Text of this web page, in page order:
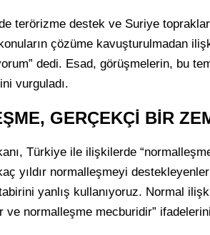
terörizme destek ve Suriye
çözüme kavuşturulmadan
dedi. Esad, görüşmelerin, bu
vurguladı.
GERÇEKÇİ BİR
Türkiye ile ilişkilerde
yıldır normalleşmeyi
yanlış kullanıyoruz. Normal
ve normalleşme mecburidir”